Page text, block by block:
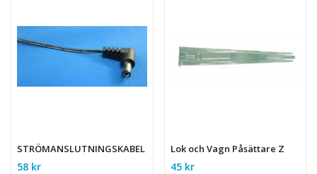
STRÖMANSLUTNINGSKABEL
58 kr
Lok och Vagn Påsättare Z
45 kr